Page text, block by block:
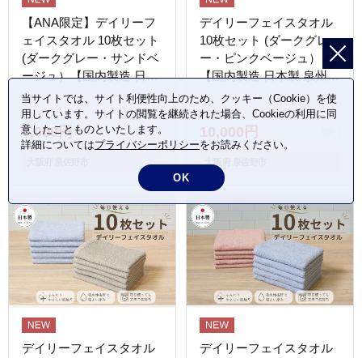
【ANA限定】デイリーフ
ェイスタオル 10枚セット
(ダークグレー・サンドベ
ージュ）【国内製造 日本
製 泉州タオル 無地 吸水
力 耐久性】 G4383
9,000円
デイリーフェイスタオル
10枚セット (ダークグレ
ー・ピンクベージュ）
【国内製造 日本製 泉州タ
オル 無地 吸水力 耐久
性】 G4384
10,000円
デイリーフェイスタオル
デイリーフェイスタオル
当サイトでは、サイト利便性向上のため、クッキー（Cookie）を使
用しています。サイトの閲覧を継続された場合、Cookieの利用に同
意したことものといたします。
詳細についてはプライバシーポリシーをお読みください。
OK